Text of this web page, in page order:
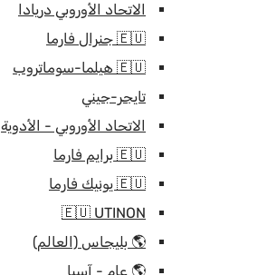
الاتحاد الأوروبي دريادا
🇪🇺 جنرال فارما
🇪🇺 هيلما-سوماتروب
تايجر-جيني
الاتحاد الأوروبي - الأدوية
🇪🇺 برايم فارما
🇪🇺 يونيك فارما
🇪🇺 UTINON
🌎 بليجاس (العالم)
🌎 عام - آسيا